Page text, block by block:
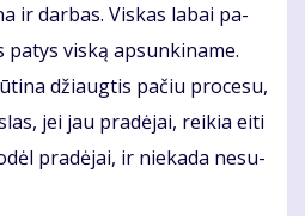
ir dar­bas. Vis­kas la­bai pa­
vis­ką ap­sun­ki­na­me.
džiaug­tis pa­čiu pro­ce­su,
jei jau pra­dė­jai, rei­kia ei­ti
pra­dė­jai, ir nie­ka­da ne­su­